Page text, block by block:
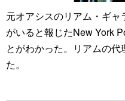
元オアシスのリアム・ギ
がいると報じたNew York
とがわかった。リアムの
た。